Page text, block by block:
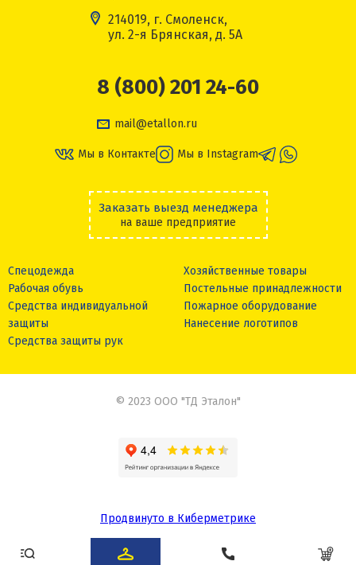
214019, г. Смоленск,
ул. 2-я Брянская, д. 5А
8 (800) 201 24-60
mail@etallon.ru
Мы в Контакте Мы в Instagram
Заказать выезд менеджера
на ваше предприятие
Спецодежда
Рабочая обувь
Средства индивидуальной
защиты
Средства защиты рук
Хозяйственные товары
Постельные принадлежности
Пожарное оборудование
Нанесение логотипов
© 2023 ООО "ТД Эталон"
Продвинуто в Киберметрике
Сделано в